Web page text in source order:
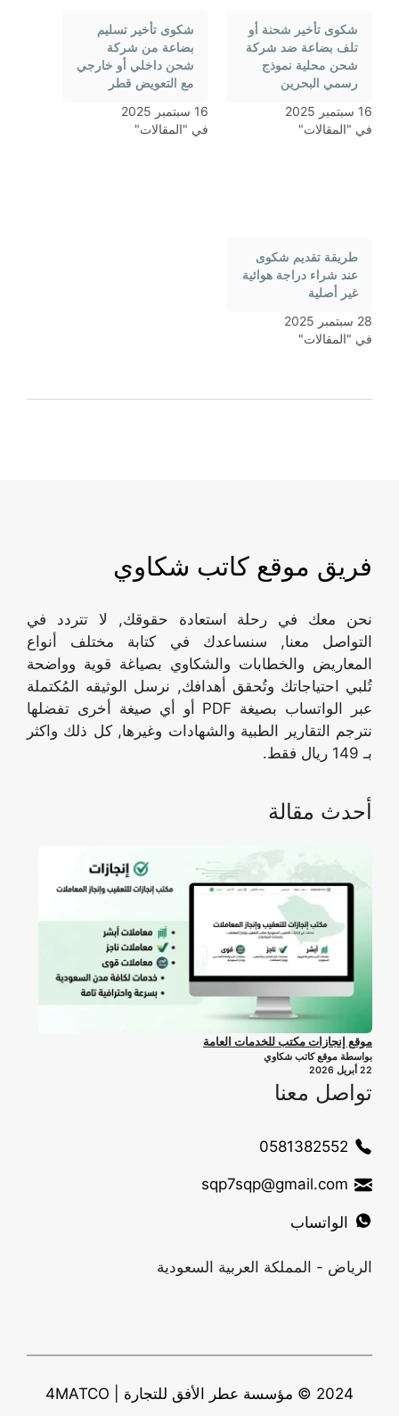
شكوى تأخير شحنة أو
تلف بضاعة ضد شركة
شحن محلية نموذج
رسمي البحرين
16 سبتمبر 2025
في "المقالات"
شكوى تأخير تسليم
بضاعة من شركة
شحن داخلي أو خارجي
مع التعويض قطر
16 سبتمبر 2025
في "المقالات"
طريقة تقديم شكوى
عند شراء دراجة هوائية
غير أصلية
28 سبتمبر 2025
في "المقالات"
فريق موقع كاتب شكاوي
نحن معك في رحلة استعادة حقوقك, لا تتردد في
التواصل معنا, سنساعدك في كتابة مختلف أنواع
المعاريض والخطابات والشكاوي بصياغة قوية وواضحة
تُلبي احتياجاتك وتُحقق أهدافك, نرسل الوثيقه المُكتملة
عبر الواتساب بصيغة PDF أو أي صيغة أخرى تفضلها
نترجم التقارير الطبية والشهادات وغيرها, كل ذلك واكثر
بـ 149 ريال فقط.
أحدث مقالة
موقع إنجازات مكتب للخدمات العامة
بواسطة موقع كاتب شكاوي
22 أبريل 2026
تواصل معنا
0581382552
sqp7sqp@gmail.com
الواتساب
الرياض - المملكة العربية السعودية
2024 © مؤسسة عطر الأفق للتجارة | 4MATCO